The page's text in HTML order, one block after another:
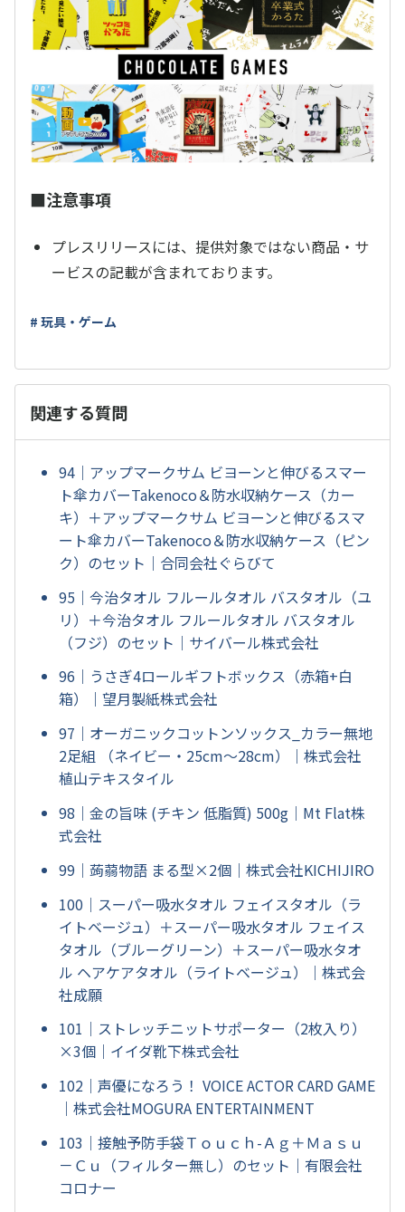
■注意事項
プレスリリースには、提供対象ではない商品・サ
ービスの記載が含まれております。
# 玩具・ゲーム
関連する質問
94｜アップマークサム ビヨーンと伸びるスマー
ト傘カバーTakenoco＆防水収納ケース（カー
キ）＋アップマークサム ビヨーンと伸びるスマ
ート傘カバーTakenoco＆防水収納ケース（ピン
ク）のセット｜合同会社ぐらびて
95｜今治タオル フルールタオル バスタオル（ユ
リ）＋今治タオル フルールタオル バスタオル
（フジ）のセット｜サイバール株式会社
96｜うさぎ4ロールギフトボックス（赤箱+白
箱）｜望月製紙株式会社
97｜オーガニックコットンソックス_カラー無地
2足組 （ネイビー・25cm～28cm）｜株式会社
植山テキスタイル
98｜金の旨味 (チキン 低脂質) 500g｜Mt Flat株
式会社
99｜蒟蒻物語 まる型×2個｜株式会社KICHIJIRO
100｜スーパー吸水タオル フェイスタオル（ラ
イトベージュ）＋スーパー吸水タオル フェイス
タオル（ブルーグリーン）＋スーパー吸水タオ
ル ヘアケアタオル（ライトベージュ）｜株式会
社成願
101｜ストレッチニットサポーター（2枚入り）
×3個｜イイダ靴下株式会社
102｜声優になろう！ VOICE ACTOR CARD GAME
｜株式会社MOGURA ENTERTAINMENT
103｜接触予防手袋Ｔｏｕｃｈ-Ａｇ＋Ｍａｓｕ
－Ｃｕ（フィルター無し）のセット｜有限会社
コロナー